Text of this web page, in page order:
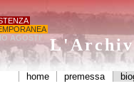
AGOSTI'
home premessa